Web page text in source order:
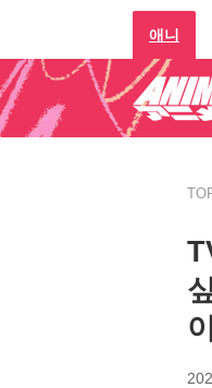
애니